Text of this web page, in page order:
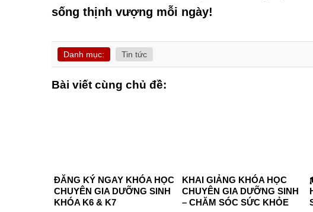
sống thịnh vượng mỗi ngày!
Danh mục: Tin tức
Bài viết cùng chủ đề:
ĐĂNG KÝ NGAY KHÓA HỌC
CHUYÊN GIA DƯỠNG SINH
KHÓA K6 & K7
KHAI GIẢNG KHÓA HỌC
CHUYÊN GIA DƯỠNG SINH
– CHĂM SÓC SỨC KHỎE